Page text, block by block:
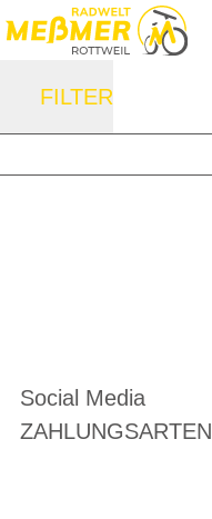
FILTER
Social Media
ZAHLUNGSARTEN